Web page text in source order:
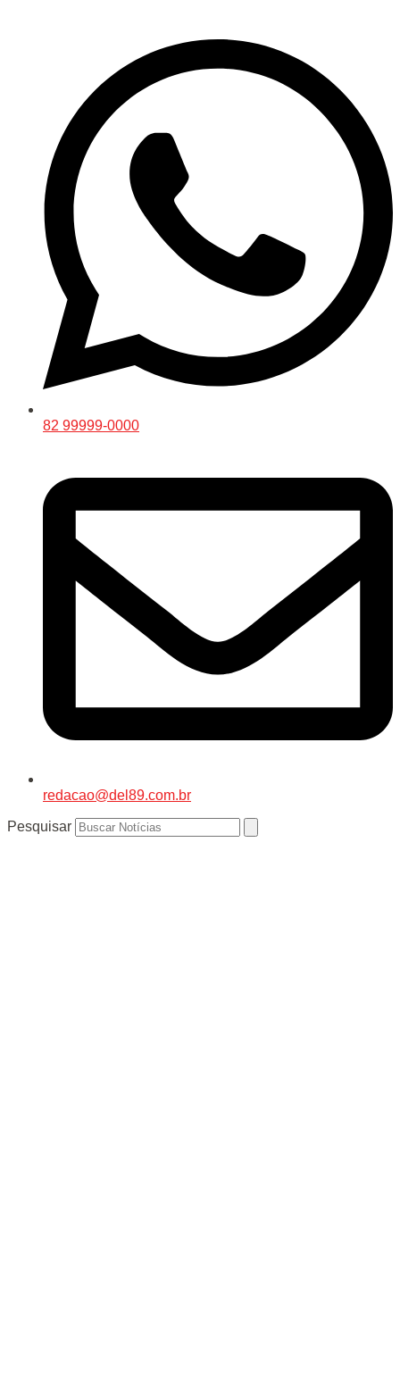
82 99999-0000
redacao@del89.com.br
Pesquisar